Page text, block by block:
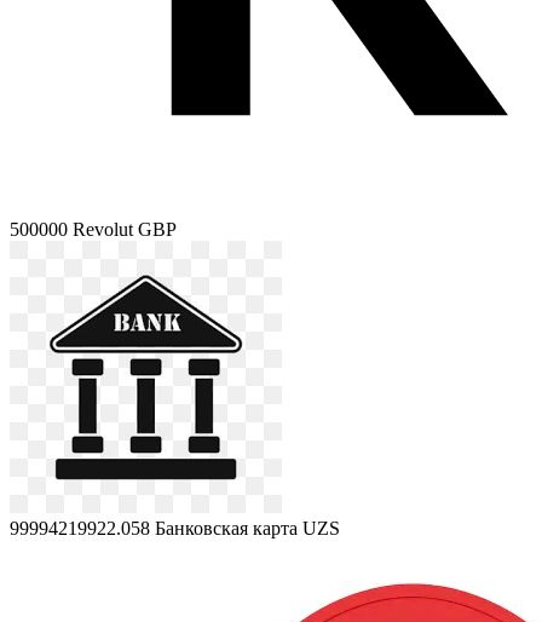
500000 Revolut GBP
99994219922.058 Банковская карта UZS